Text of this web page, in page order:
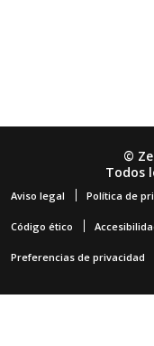
©
Todos
Aviso legal Política de
Código ético
Preferencias de privacidad